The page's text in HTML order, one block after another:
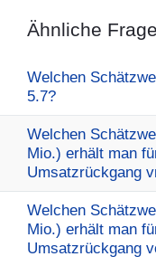
Ähnliche
Welchen
5.7?
Welchen
Mio.) erhält man
Umsatzrückgang
Welchen
Mio.) erhält man
Umsatzrückgang